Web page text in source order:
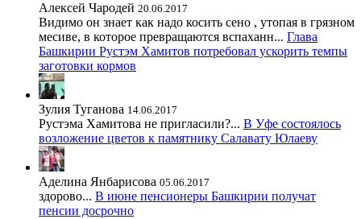
Алексей Чародей 20.06.2017
Видимо он знает как надо косить сено , утопая в грязном
месиве, в которое превращаются вспаханн... Глава
Башкирии Рустэм Хамитов потребовал ускорить темпы
заготовки кормов
Зулия Туганова 14.06.2017
Рустэма Хамитова не пригласили?... В Уфе состоялось
возложение цветов к памятнику Салавату Юлаеву
Аделина Янбарисова 05.06.2017
здорово... В июне пенсионеры Башкирии получат
пенсии досрочно